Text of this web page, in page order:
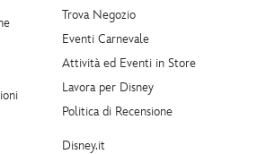
Trova Negozio
Eventi Carnevale
Attività ed Eventi in Store
Lavora per Disney
Politica di Recensione
Disney.it